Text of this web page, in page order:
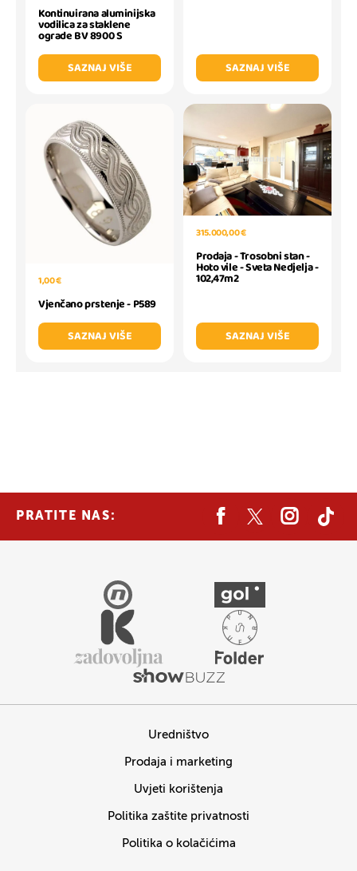
Kontinuirana aluminijska
vodilica za staklene
ograde BV 8900 S
SAZNAJ VIŠE
SAZNAJ VIŠE
1,00 €
Vjenčano prstenje - P589
SAZNAJ VIŠE
315.000,00 €
Prodaja - Trosobni stan -
Hoto vile - Sveta Nedjelja -
102,47m2
SAZNAJ VIŠE
PRATITE NAS:
Uredništvo
Prodaja i marketing
Uvjeti korištenja
Politika zaštite privatnosti
Politika o kolačićima